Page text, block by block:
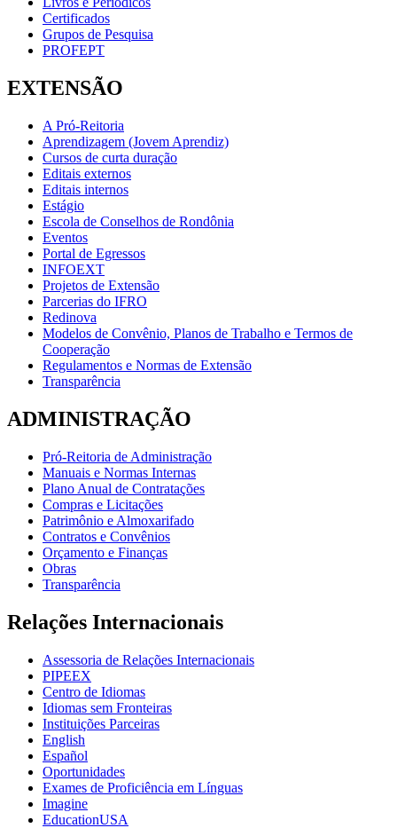
Certificados
Grupos de Pesquisa
PROFEPT
EXTENSÃO
A Pró-Reitoria
Aprendizagem (Jovem Aprendiz)
Cursos de curta duração
Editais externos
Editais internos
Estágio
Escola de Conselhos de Rondônia
Eventos
Portal de Egressos
INFOEXT
Projetos de Extensão
Parcerias do IFRO
Redinova
Modelos de Convênio, Planos de Trabalho e Termos de
Cooperação
Regulamentos e Normas de Extensão
Transparência
ADMINISTRAÇÃO
Pró-Reitoria de Administração
Manuais e Normas Internas
Plano Anual de Contratações
Compras e Licitações
Patrimônio e Almoxarifado
Contratos e Convênios
Orçamento e Finanças
Obras
Transparência
Relações Internacionais
Assessoria de Relações Internacionais
PIPEEX
Centro de Idiomas
Idiomas sem Fronteiras
Instituições Parceiras
English
Español
Oportunidades
Exames de Proficiência em Línguas
Imagine
EducationUSA